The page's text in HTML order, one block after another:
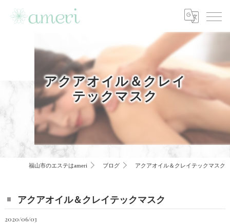
アクアオイル＆クレイ
テックマスク
福山市のエステはameri ブログ アクアオイル＆クレイテックマスク
アクアオイル＆クレイテックマスク
2020/06/03